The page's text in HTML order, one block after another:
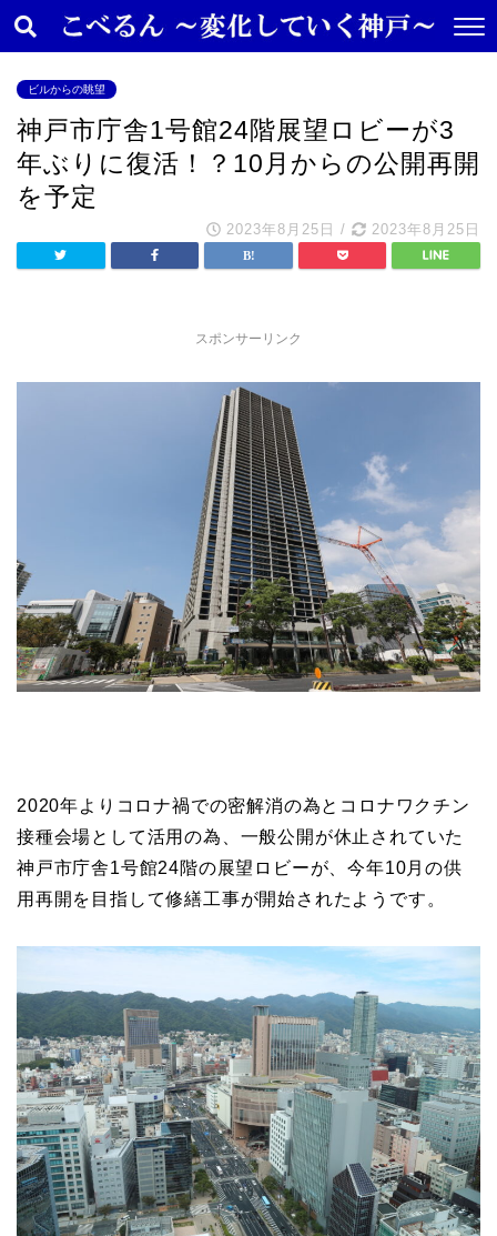
ビルからの眺望
神戸市庁舎1号館24階展望ロビーが3
年ぶりに復活！？10月からの公開再開
を予定
2023年8月25日 / 2023年8月25日
スポンサーリンク
2020年よりコロナ禍での密解消の為とコロナワクチン
接種会場として活用の為、一般公開が休止されていた
神戸市庁舎1号館24階の展望ロビーが、今年10月の供
用再開を目指して修繕工事が開始されたようです。